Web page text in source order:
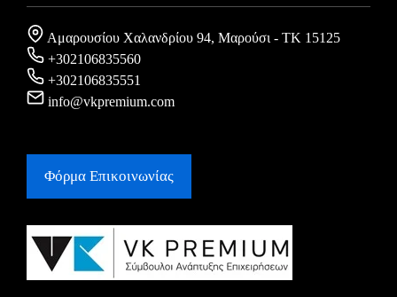
Αμαρουσίου Χαλανδρίου 94, Μαρούσι - ΤΚ 15125
+302106835560
+302106835551
info@vkpremium.com
Φόρμα Eπικοινωνίας